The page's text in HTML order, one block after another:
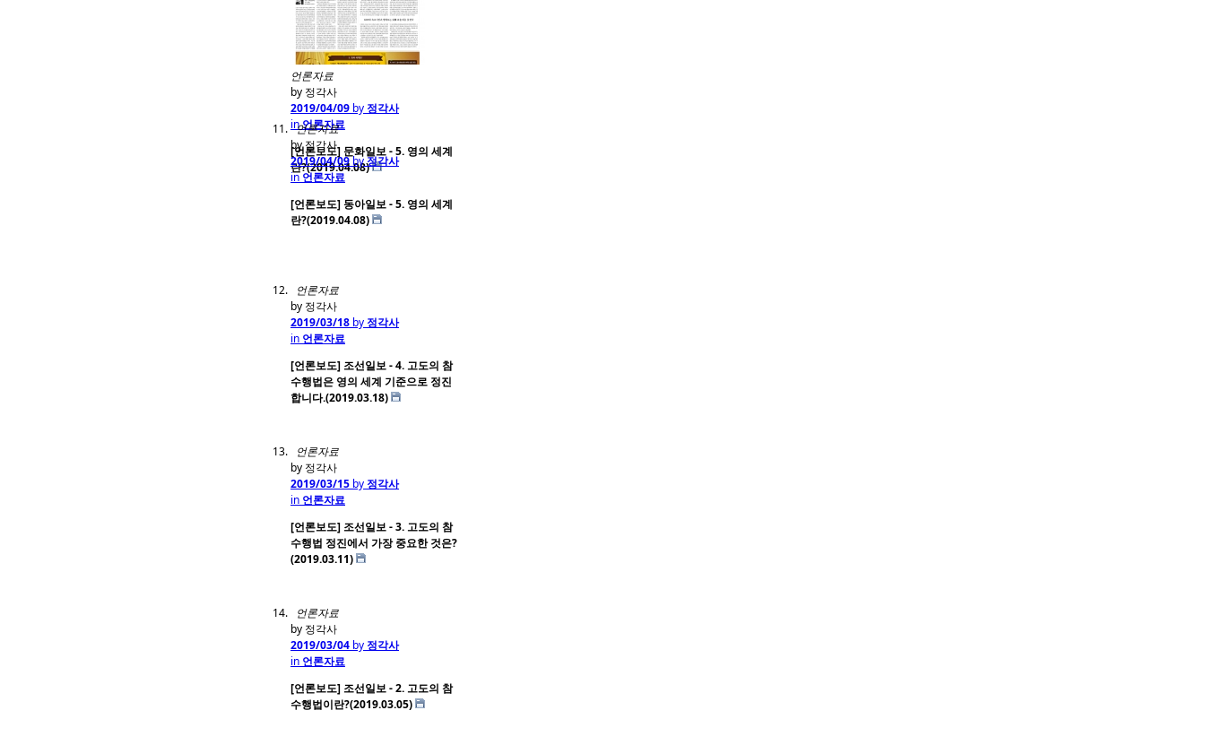
언론자료
by 정각사
2019/04/09 by 정각사
in언론자료
[언론보도] 문화일보 - 5. 영의 세계
란?(2019.04.08)
언론자료
by 정각사
2019/04/09by정각사
in언론자료
[언론보도] 동아일보 - 5. 영의 세계
란?(2019.04.08)
언론자료
by 정각사
2019/03/18 by 정각사
in 언론자료
[언론보도] 조선일보 - 4. 고도의 참
수행법은 영의 세계 기준으로 정진
합니다.(2019.03.18)
언론자료
by 정각사
2019/03/15 by 정각사
in 언론자료
[언론보도] 조선일보 - 3. 고도의 참
수행법 정진에서 가장 중요한 것은?
(2019.03.11)
언론자료
by 정각사
2019/03/04 by 정각사
in 언론자료
[언론보도] 조선일보 - 2. 고도의 참
수행법이란?(2019.03.05)